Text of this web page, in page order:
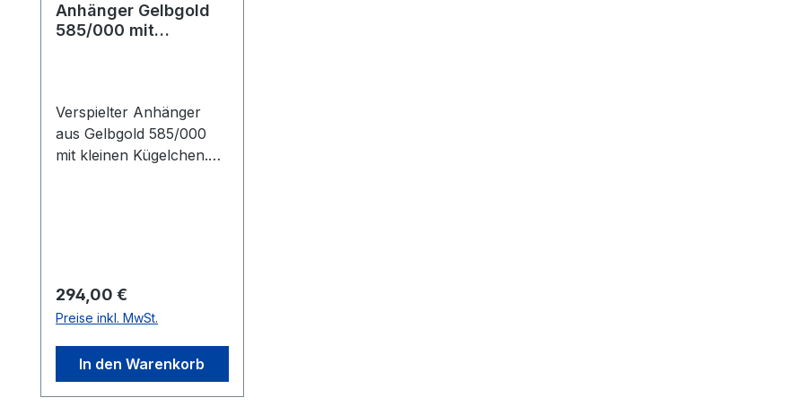
Anhänger Gelbgold
585/000 mit
Verspielter Anhänger
aus Gelbgold 585/000
mit kleinen Kügelchen.
Lieferumfang enthalten.
Regulärer Preis:
294,00 €
Preise inkl. MwSt.
In den Warenkorb